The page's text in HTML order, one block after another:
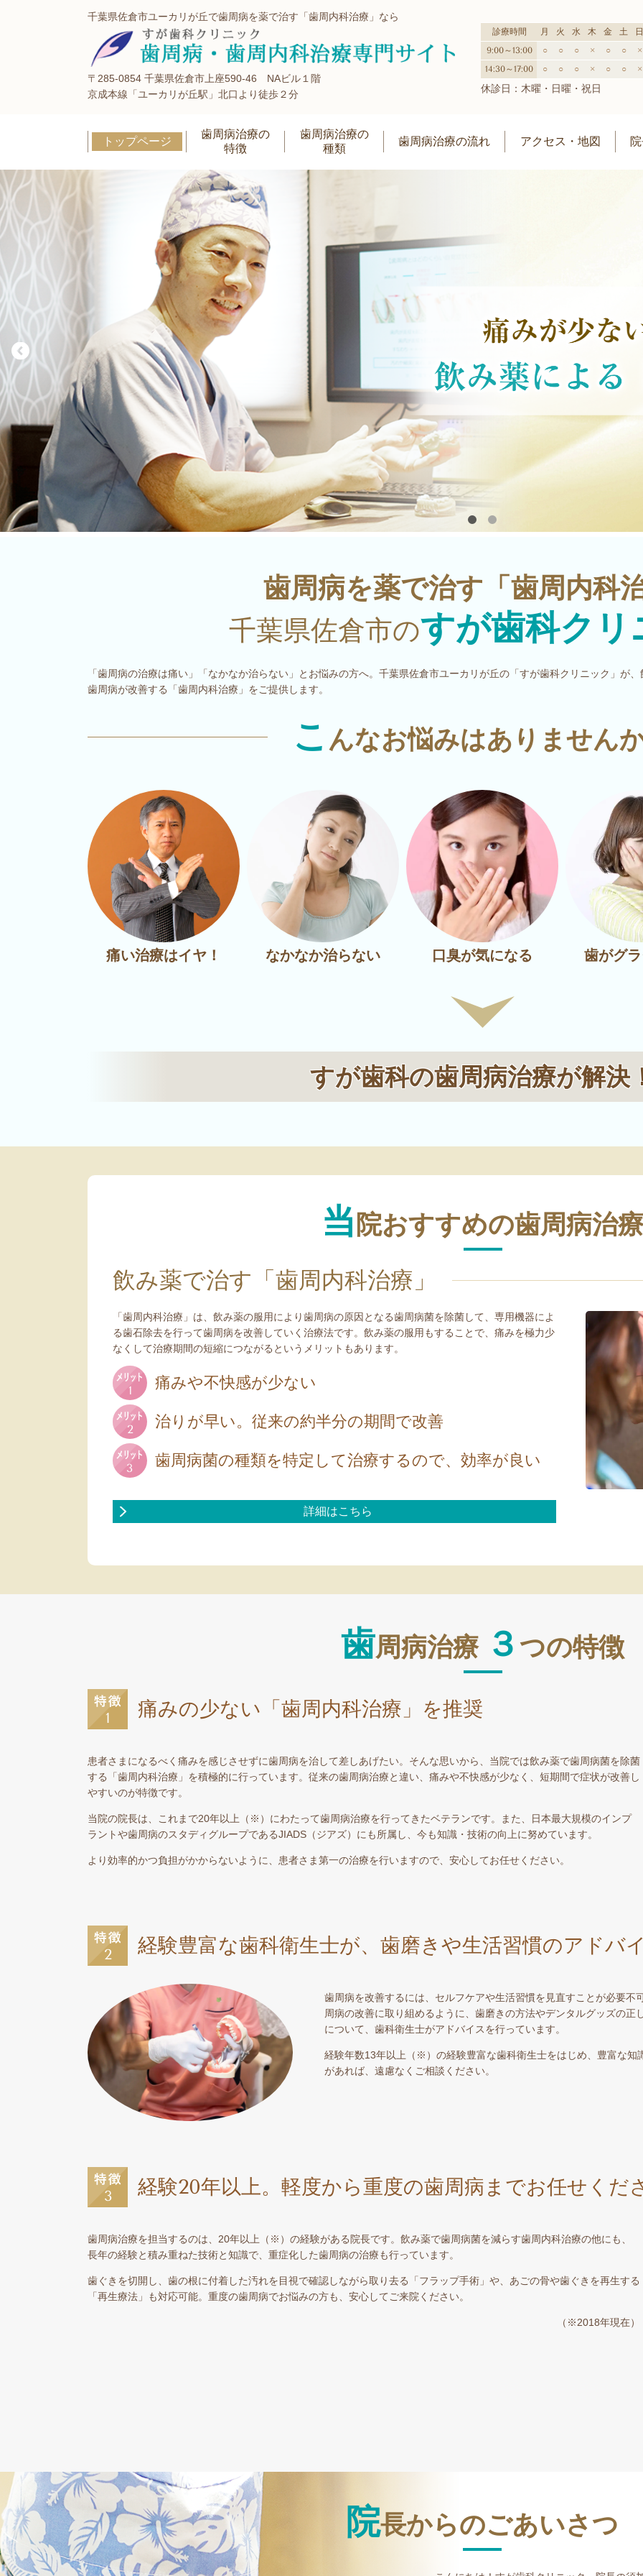
千葉県佐倉市ユーカリが丘で歯周病を薬で治す「歯周内科治療」なら
〒285-0854 千葉県佐倉市上座590-46 NAビル１階
京成本線「ユーカリが丘駅」北口より徒歩２分
診療時間 月 火 水 木 金 土
日
9:00～13:00
○ ○ ○ × ○ ○
×
14:30～17:00
○ ○ ○ × ○ ○ ×
休診日：木曜・日曜・祝日
トップページ
歯周病治療の
特徴
歯周病治療の
種類
歯周病治療の流れ アクセス・地図
歯周病を薬で治す「歯周内科
千葉県佐倉市のすが歯科クリ
「歯周病の治療は痛い」「なかなか治らない」とお悩みの方へ。千葉県佐倉市ユーカリが丘の「すが歯科クリニック」が
歯周病が改善する「歯周内科治療」をご提供します。
こ んなお悩みはありません
痛い治療はイヤ！ なかなか治らない 口臭が気になる 歯がグ
すが歯科の歯周病治療が解決
当 院おすすめの歯周病治療
飲み薬で治す「歯周内科治療」
「歯周内科治療」は、飲み薬の服用により歯周病の原因となる歯周病菌を除菌して、専用機器によ
る歯石除去を行って歯周病を改善していく治療法です。飲み薬の服用もすることで、痛みを極力少
なくして治療期間の短縮につながるというメリットもあります。
痛みや不快感が少ない
治りが早い。従来の約半分の期間で改善
歯周病菌の種類を特定して治療するので、効率が良い
詳細はこちら
歯周病治療 ３ つの特徴
痛みの少ない「歯周内科治療」を推奨
患者さまになるべく痛みを感じさせずに歯周病を治して差しあげたい。そんな思いから、当院では飲み薬で歯周病菌を除菌
する「歯周内科治療」を積極的に行っています。従来の歯周病治療と違い、痛みや不快感が少なく、短期間で症状が改善し
やすいのが特徴です。
当院の院長は、これまで20年以上（※）にわたって歯周病治療を行ってきたベテランです。また、日本最大規模のインプ
ラントや歯周病のスタディグループであるJIADS（ジアズ）にも所属し、今も知識・技術の向上に努めています。
より効率的かつ負担がかからないように、患者さま第一の治療を行いますので、安心してお任せください。
経験豊富な歯科衛生士が、歯磨きや生活習慣のアドバ
歯周病を改善するには、セルフケアや生活習慣を見直すことが必要
周病の改善に取り組めるように、歯磨きの方法やデンタルグッズの
について、歯科衛生士がアドバイスを行っています。
経験年数13年以上（※）の経験豊富な歯科衛生士をはじめ、豊富な知
があれば、遠慮なくご相談ください。
経験20年以上。軽度から重度の歯周病までお任せくだ
歯周病治療を担当するのは、20年以上（※）の経験がある院長です。飲み薬で歯周病菌を減らす歯周内科治療の他にも、
長年の経験と積み重ねた技術と知識で、重症化した歯周病の治療も行っています。
歯ぐきを切開し、歯の根に付着した汚れを目視で確認しながら取り去る「フラップ手術」や、あごの骨や歯ぐきを再生する
「再生療法」も対応可能。重度の歯周病でお悩みの方も、安心してご来院ください。
（※2018年現在）
院長からのごあいさつ